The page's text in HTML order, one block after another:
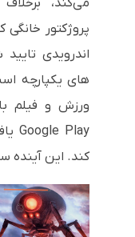
پروژکتور خانگی
اندرویدی
های یکپارچه
ورزش و فیلم
Google Play
کند. این آینده